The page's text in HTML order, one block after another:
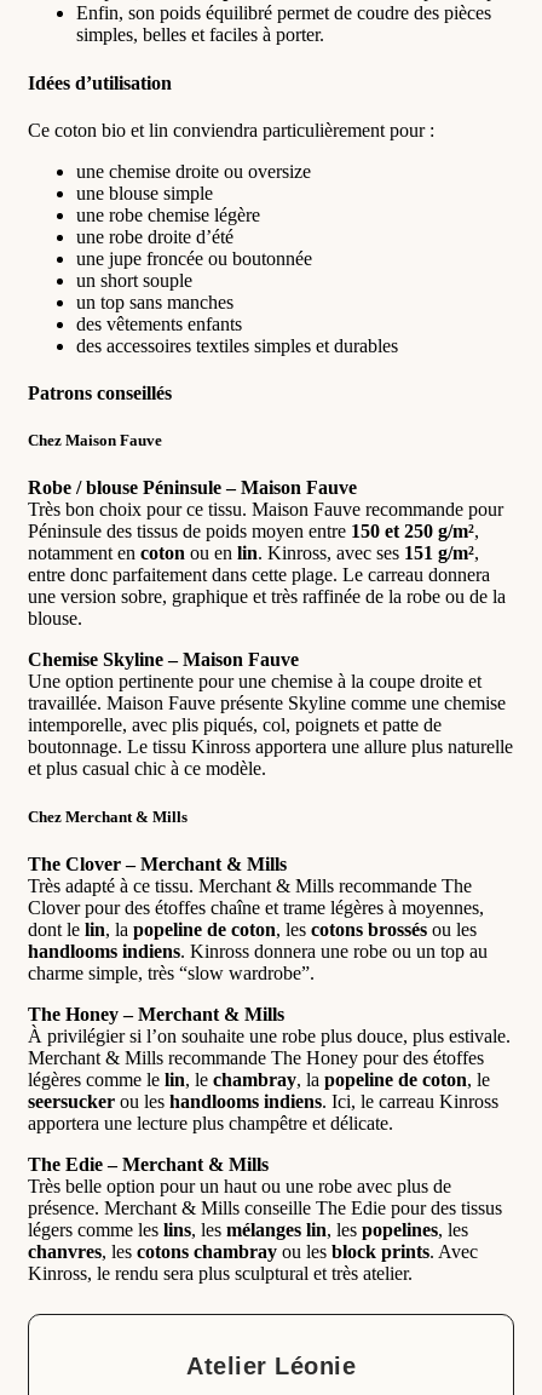
Enfin, son poids équilibré permet de coudre des pièces
simples, belles et faciles à porter.
Idées d’utilisation
Ce coton bio et lin conviendra particulièrement pour :
une chemise droite ou oversize
une blouse simple
une robe chemise légère
une robe droite d’été
une jupe froncée ou boutonnée
un short souple
un top sans manches
des vêtements enfants
des accessoires textiles simples et durables
Patrons conseillés
Chez Maison Fauve
Robe / blouse Péninsule – Maison Fauve
Très bon choix pour ce tissu. Maison Fauve recommande pour
Péninsule des tissus de poids moyen entre 150 et 250 g/m²,
notamment en coton ou en lin. Kinross, avec ses 151 g/m²,
entre donc parfaitement dans cette plage. Le carreau donnera
une version sobre, graphique et très raffinée de la robe ou de la
blouse.
Chemise Skyline – Maison Fauve
Une option pertinente pour une chemise à la coupe droite et
travaillée. Maison Fauve présente Skyline comme une chemise
intemporelle, avec plis piqués, col, poignets et patte de
boutonnage. Le tissu Kinross apportera une allure plus naturelle
et plus casual chic à ce modèle.
Chez Merchant & Mills
The Clover – Merchant & Mills
Très adapté à ce tissu. Merchant & Mills recommande The
Clover pour des étoffes chaîne et trame légères à moyennes,
dont le lin, la popeline de coton, les cotons brossés ou les
handlooms indiens. Kinross donnera une robe ou un top au
charme simple, très “slow wardrobe”.
The Honey – Merchant & Mills
À privilégier si l’on souhaite une robe plus douce, plus estivale.
Merchant & Mills recommande The Honey pour des étoffes
légères comme le lin, le chambray, la popeline de coton, le
seersucker ou les handlooms indiens. Ici, le carreau Kinross
apportera une lecture plus champêtre et délicate.
The Edie – Merchant & Mills
Très belle option pour un haut ou une robe avec plus de
présence. Merchant & Mills conseille The Edie pour des tissus
légers comme les lins, les mélanges lin, les popelines, les
chanvres, les cotons chambray ou les block prints. Avec
Kinross, le rendu sera plus sculptural et très atelier.
Atelier Léonie